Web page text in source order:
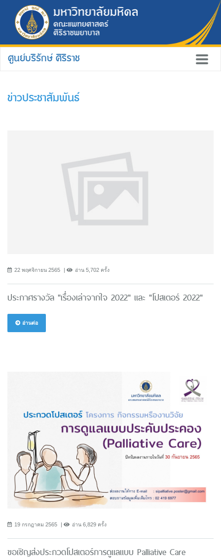
ศูนย์บริรักษ์ ศิริราช
ข่าวประชาสัมพันธ์
22 พฤศจิกายน 2565 อ่าน 5,702 ครั้ง
ประกาศรางวัล "เรื่องเล่าจากใจ 2022" และ "โปสเตอร์ 2022"
อ่านต่อ
19 กรกฎาคม 2565 อ่าน 6,829 ครั้ง
ขอเชิญส่งประกวดโปสเตอร์การดูแลแบบ Palliative Care